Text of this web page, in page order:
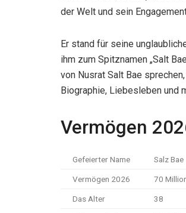
der Welt und sein
Er stand für seine
ihm zum Spitznamen „Salt
von Nusrat Salt Bae
Biographie, Liebesleben und
Vermögen
Gefeierter Name Salz Bae
Vermögen 2026 70
Das Alter 38